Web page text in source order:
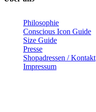
Philosophie
Conscious Icon Guide
Size Guide
Presse
Shopadressen / Kontakt
Impressum